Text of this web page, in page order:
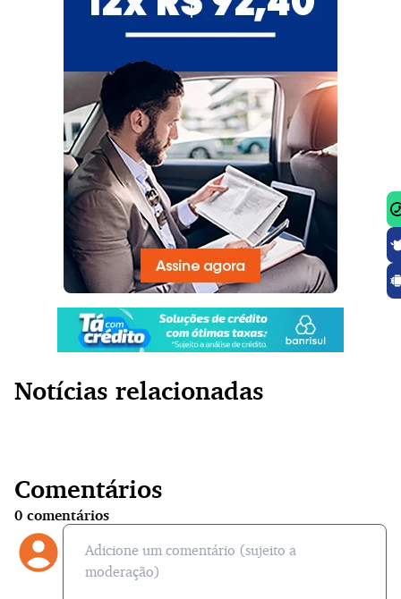
Notícias relacionadas
Comentários
0 comentários